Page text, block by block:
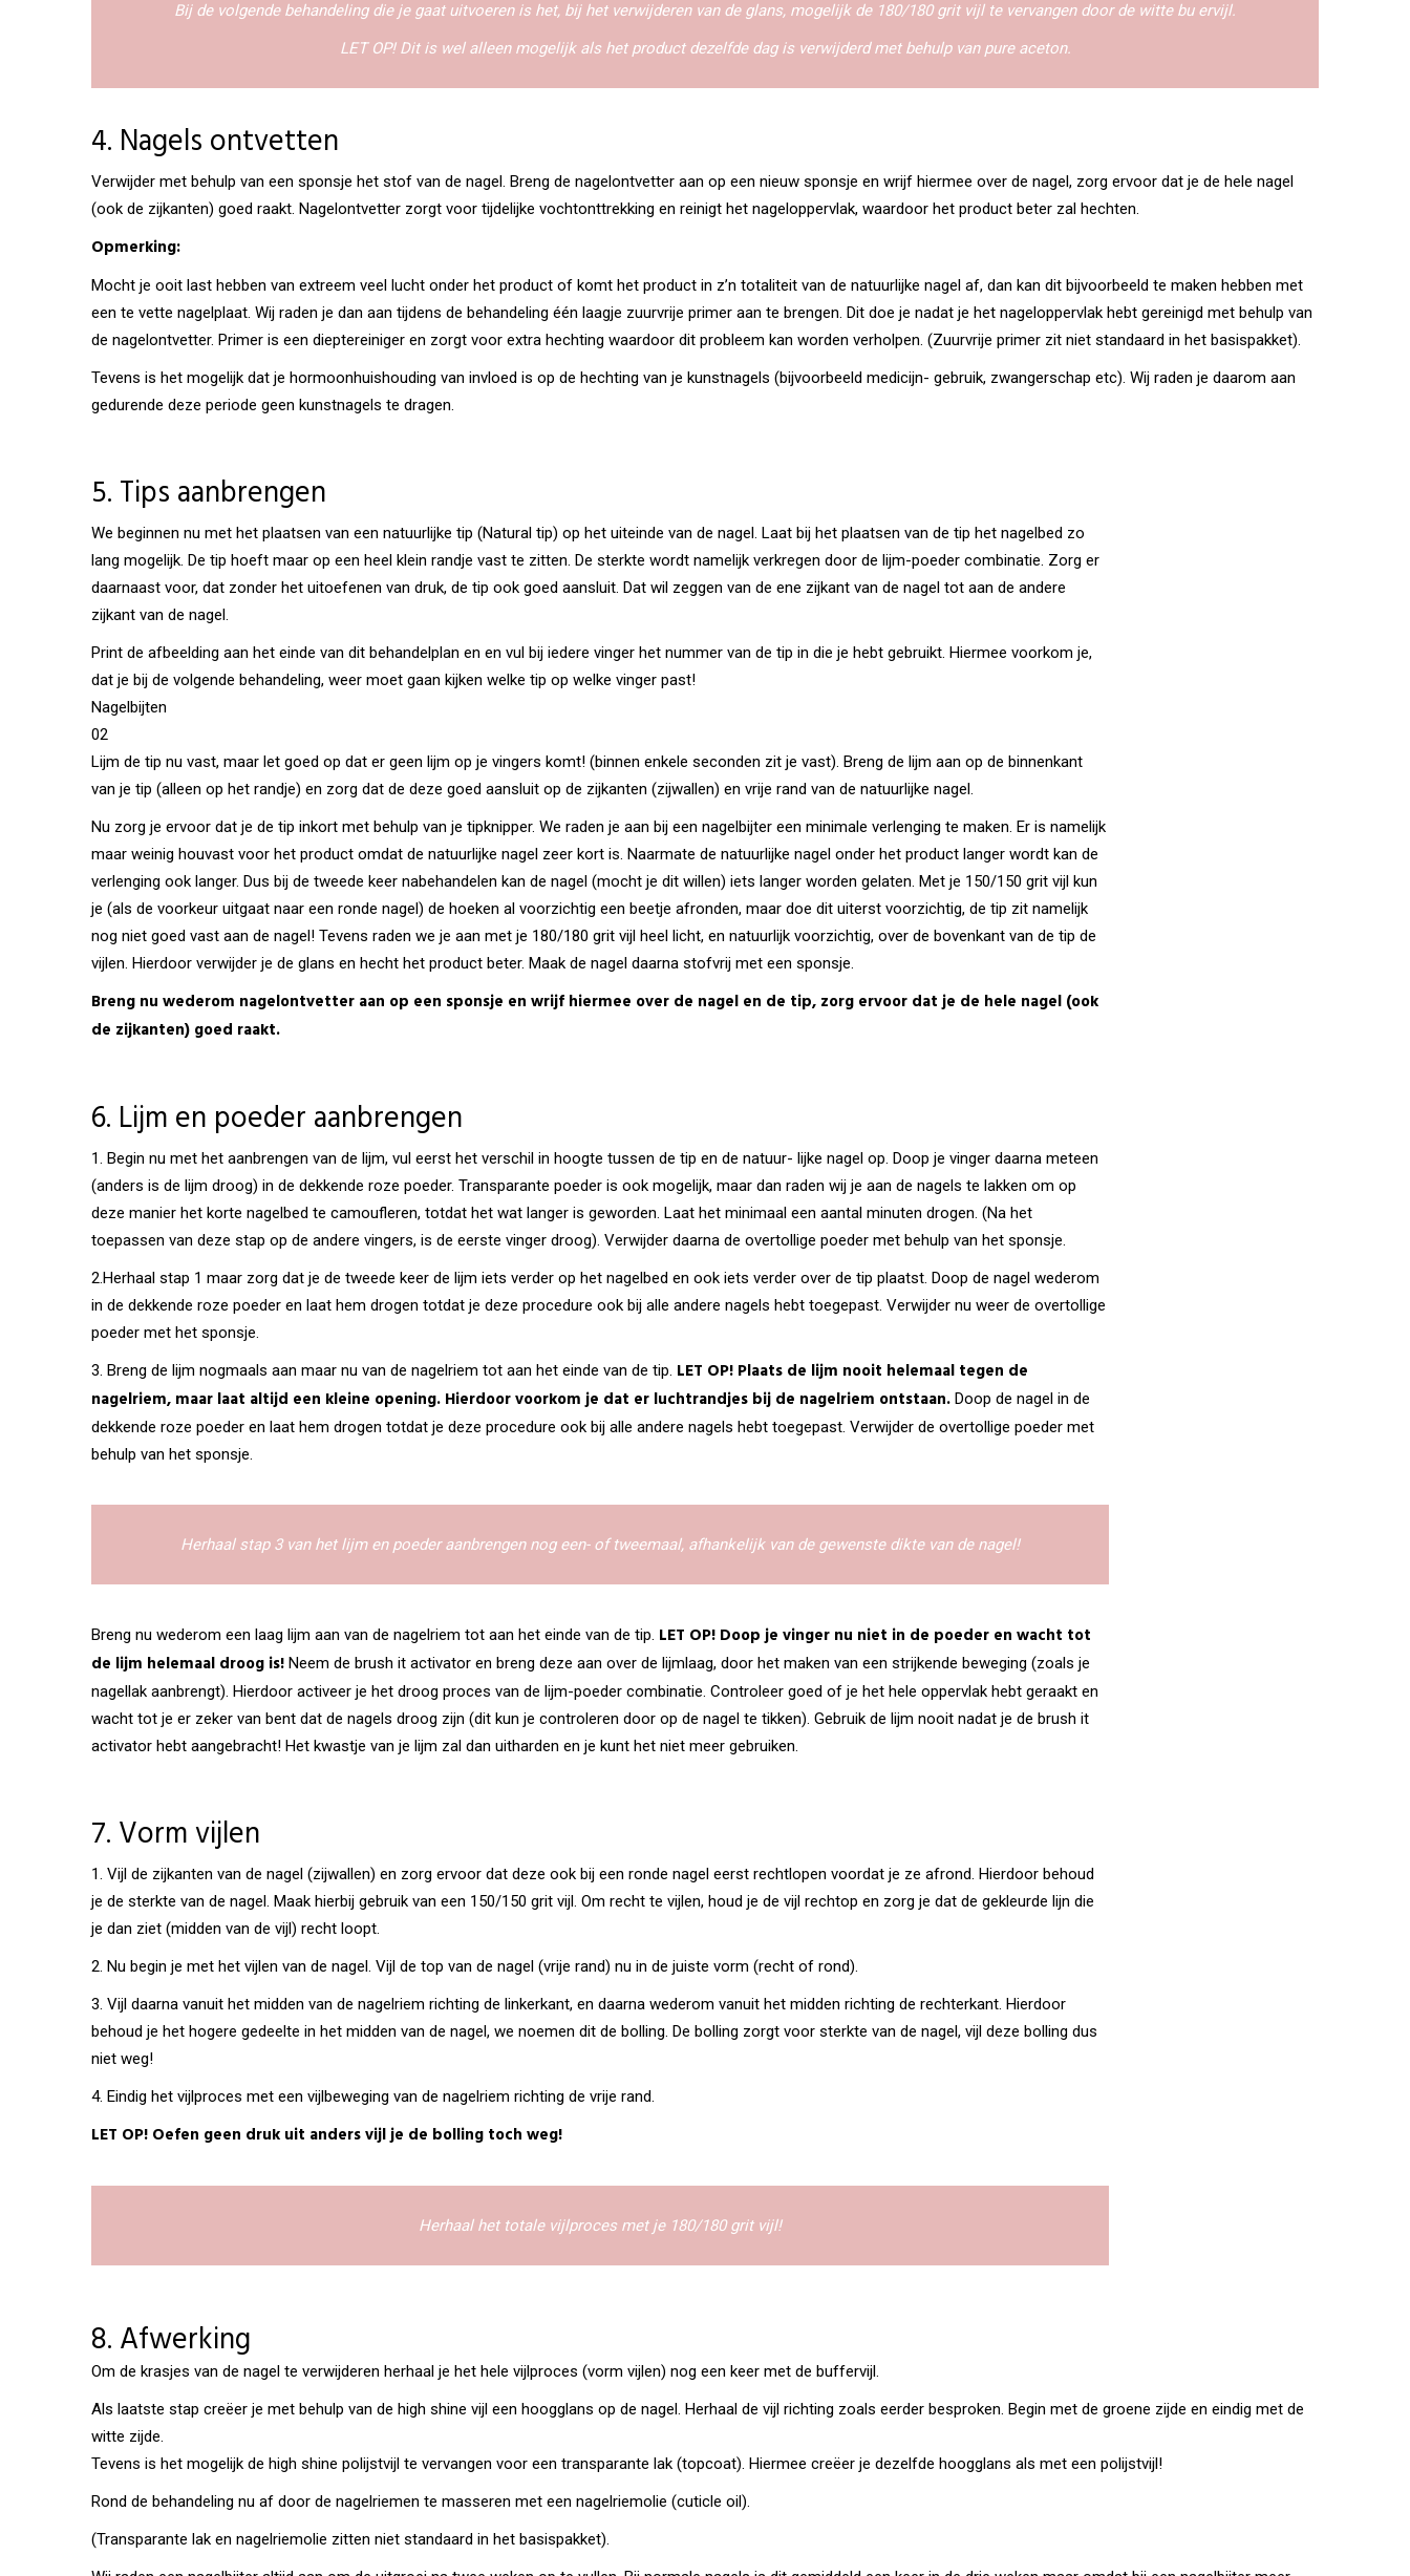
Bij de volgende behandeling die je gaat uitvoeren is het, bij het verwijderen van de glans, mogelijk de 180/180 grit vijl te vervangen door de witte bu ervijl.
LET OP! Dit is wel alleen mogelijk als het product dezelfde dag is verwijderd met behulp van pure aceton.
4. Nagels ontvetten
Verwijder met behulp van een sponsje het stof van de nagel. Breng de nagelontvetter aan op een nieuw sponsje en wrijf hiermee over de nagel, zorg ervoor dat je de hele nagel
(ook de zijkanten) goed raakt. Nagelontvetter zorgt voor tijdelijke vochtonttrekking en reinigt het nageloppervlak, waardoor het product beter zal hechten.
Opmerking:
Mocht je ooit last hebben van extreem veel lucht onder het product of komt het product in z’n totaliteit van de natuurlijke nagel af, dan kan dit bijvoorbeeld te maken hebben met
een te vette nagelplaat. Wij raden je dan aan tijdens de behandeling één laagje zuurvrije primer aan te brengen. Dit doe je nadat je het nageloppervlak hebt gereinigd met behulp van
de nagelontvetter. Primer is een dieptereiniger en zorgt voor extra hechting waardoor dit probleem kan worden verholpen. (Zuurvrije primer zit niet standaard in het basispakket).
Tevens is het mogelijk dat je hormoonhuishouding van invloed is op de hechting van je kunstnagels (bijvoorbeeld medicijn- gebruik, zwangerschap etc). Wij raden je daarom aan
gedurende deze periode geen kunstnagels te dragen.
5. Tips aanbrengen
We beginnen nu met het plaatsen van een natuurlijke tip (Natural tip) op het uiteinde van de nagel. Laat bij het plaatsen van de tip het nagelbed zo
lang mogelijk. De tip hoeft maar op een heel klein randje vast te zitten. De sterkte wordt namelijk verkregen door de lijm-poeder combinatie. Zorg er
daarnaast voor, dat zonder het uitoefenen van druk, de tip ook goed aansluit. Dat wil zeggen van de ene zijkant van de nagel tot aan de andere
zijkant van de nagel.
Print de afbeelding aan het einde van dit behandelplan en en vul bij iedere vinger het nummer van de tip in die je hebt gebruikt. Hiermee voorkom je,
dat je bij de volgende behandeling, weer moet gaan kijken welke tip op welke vinger past!
Nagelbijten
02
Lijm de tip nu vast, maar let goed op dat er geen lijm op je vingers komt! (binnen enkele seconden zit je vast). Breng de lijm aan op de binnenkant
van je tip (alleen op het randje) en zorg dat de deze goed aansluit op de zijkanten (zijwallen) en vrije rand van de natuurlijke nagel.
Nu zorg je ervoor dat je de tip inkort met behulp van je tipknipper. We raden je aan bij een nagelbijter een minimale verlenging te maken. Er is namelijk
maar weinig houvast voor het product omdat de natuurlijke nagel zeer kort is. Naarmate de natuurlijke nagel onder het product langer wordt kan de
verlenging ook langer. Dus bij de tweede keer nabehandelen kan de nagel (mocht je dit willen) iets langer worden gelaten. Met je 150/150 grit vijl kun
je (als de voorkeur uitgaat naar een ronde nagel) de hoeken al voorzichtig een beetje afronden, maar doe dit uiterst voorzichtig, de tip zit namelijk
nog niet goed vast aan de nagel! Tevens raden we je aan met je 180/180 grit vijl heel licht, en natuurlijk voorzichtig, over de bovenkant van de tip de
vijlen. Hierdoor verwijder je de glans en hecht het product beter. Maak de nagel daarna stofvrij met een sponsje.
Breng nu wederom nagelontvetter aan op een sponsje en wrijf hiermee over de nagel en de tip, zorg ervoor dat je de hele nagel (ook
de zijkanten) goed raakt.
6. Lijm en poeder aanbrengen
1. Begin nu met het aanbrengen van de lijm, vul eerst het verschil in hoogte tussen de tip en de natuur- lijke nagel op. Doop je vinger daarna meteen
(anders is de lijm droog) in de dekkende roze poeder. Transparante poeder is ook mogelijk, maar dan raden wij je aan de nagels te lakken om op
deze manier het korte nagelbed te camoufleren, totdat het wat langer is geworden. Laat het minimaal een aantal minuten drogen. (Na het
toepassen van deze stap op de andere vingers, is de eerste vinger droog). Verwijder daarna de overtollige poeder met behulp van het sponsje.
2.Herhaal stap 1 maar zorg dat je de tweede keer de lijm iets verder op het nagelbed en ook iets verder over de tip plaatst. Doop de nagel wederom
in de dekkende roze poeder en laat hem drogen totdat je deze procedure ook bij alle andere nagels hebt toegepast. Verwijder nu weer de overtollige
poeder met het sponsje.
3. Breng de lijm nogmaals aan maar nu van de nagelriem tot aan het einde van de tip. LET OP! Plaats de lijm nooit helemaal tegen de
nagelriem, maar laat altijd een kleine opening. Hierdoor voorkom je dat er luchtrandjes bij de nagelriem ontstaan. Doop de nagel in de
dekkende roze poeder en laat hem drogen totdat je deze procedure ook bij alle andere nagels hebt toegepast. Verwijder de overtollige poeder met
behulp van het sponsje.
Herhaal stap 3 van het lijm en poeder aanbrengen nog een- of tweemaal, afhankelijk van de gewenste dikte van de nagel!
Breng nu wederom een laag lijm aan van de nagelriem tot aan het einde van de tip. LET OP! Doop je vinger nu niet in de poeder en wacht tot
de lijm helemaal droog is! Neem de brush it activator en breng deze aan over de lijmlaag, door het maken van een strijkende beweging (zoals je
nagellak aanbrengt). Hierdoor activeer je het droog proces van de lijm-poeder combinatie. Controleer goed of je het hele oppervlak hebt geraakt en
wacht tot je er zeker van bent dat de nagels droog zijn (dit kun je controleren door op de nagel te tikken). Gebruik de lijm nooit nadat je de brush it
activator hebt aangebracht! Het kwastje van je lijm zal dan uitharden en je kunt het niet meer gebruiken.
7. Vorm vijlen
1. Vijl de zijkanten van de nagel (zijwallen) en zorg ervoor dat deze ook bij een ronde nagel eerst rechtlopen voordat je ze afrond. Hierdoor behoud
je de sterkte van de nagel. Maak hierbij gebruik van een 150/150 grit vijl. Om recht te vijlen, houd je de vijl rechtop en zorg je dat de gekleurde lijn die
je dan ziet (midden van de vijl) recht loopt.
2. Nu begin je met het vijlen van de nagel. Vijl de top van de nagel (vrije rand) nu in de juiste vorm (recht of rond).
3. Vijl daarna vanuit het midden van de nagelriem richting de linkerkant, en daarna wederom vanuit het midden richting de rechterkant. Hierdoor
behoud je het hogere gedeelte in het midden van de nagel, we noemen dit de bolling. De bolling zorgt voor sterkte van de nagel, vijl deze bolling dus
niet weg!
4. Eindig het vijlproces met een vijlbeweging van de nagelriem richting de vrije rand.
LET OP! Oefen geen druk uit anders vijl je de bolling toch weg!
Herhaal het totale vijlproces met je 180/180 grit vijl!
8. Afwerking
Om de krasjes van de nagel te verwijderen herhaal je het hele vijlproces (vorm vijlen) nog een keer met de buffervijl.
Als laatste stap creëer je met behulp van de high shine vijl een hoogglans op de nagel. Herhaal de vijl richting zoals eerder besproken. Begin met de groene zijde en eindig met de
witte zijde.
Tevens is het mogelijk de high shine polijstvijl te vervangen voor een transparante lak (topcoat). Hiermee creëer je dezelfde hoogglans als met een polijstvijl!
Rond de behandeling nu af door de nagelriemen te masseren met een nagelriemolie (cuticle oil).
(Transparante lak en nagelriemolie zitten niet standaard in het basispakket).